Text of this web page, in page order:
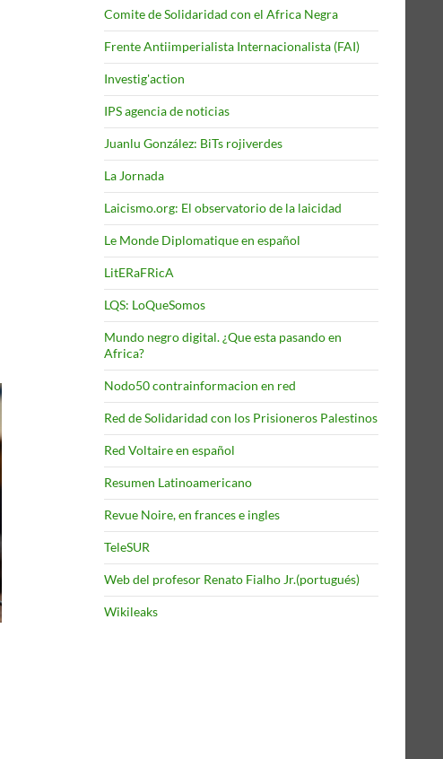
Comite de Solidaridad con el Africa Negra
Frente Antiimperialista Internacionalista (FAI)
Investig'action
IPS agencia de noticias
Juanlu González: BiTs rojiverdes
La Jornada
Laicismo.org: El observatorio de la laicidad
Le Monde Diplomatique en español
LitERaFRicA
LQS: LoQueSomos
Mundo negro digital. ¿Que esta pasando en
Africa?
Nodo50 contrainformacion en red
Red de Solidaridad con los Prisioneros Palestinos
Red Voltaire en español
Resumen Latinoamericano
Revue Noire, en frances e ingles
TeleSUR
Web del profesor Renato Fialho Jr.(portugués)
Wikileaks